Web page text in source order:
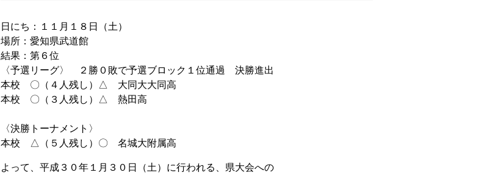
日にち：１１月１８日（土）
場所：愛知県武道館
結果：第６位
〈予選リーグ〉 ２勝０敗で予選ブロック１位通過 決勝進出
本校 〇（４人残し）△ 大同大大同高
本校 〇（３人残し）△ 熱田高
〈決勝トーナメント〉
本校 △（５人残し）〇 名城大附属高
よって、平成３０年１月３０日（土）に行われる、県大会への